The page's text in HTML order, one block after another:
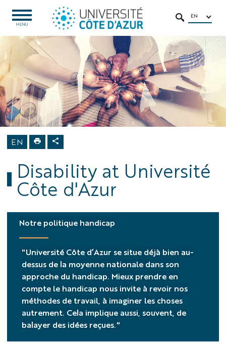
to
content
Navigation
access
Intranet/ENT
OPEN
MENU
MENU
SEARCH
EN
Home
University
Academic
Responsibility
Disability
Disability at
Université
Côte d'Azur
EN
Disability at Université
Côte d'Azur
Notre politique handicap
"Université Côte d’Azur se situe déjà bien au-
dessus de la moyenne nationale dans son
approche du handicap. Mieux prendre en
compte le handicap nous invite à revoir nos
méthodes de travail, à imaginer les choses
autrement. Cela implique aussi, souvent, de
balayer des idées reçues."